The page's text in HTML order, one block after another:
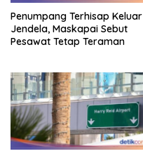
Penumpang Terhisap Keluar
Jendela, Maskapai Sebut
Pesawat Tetap Teraman